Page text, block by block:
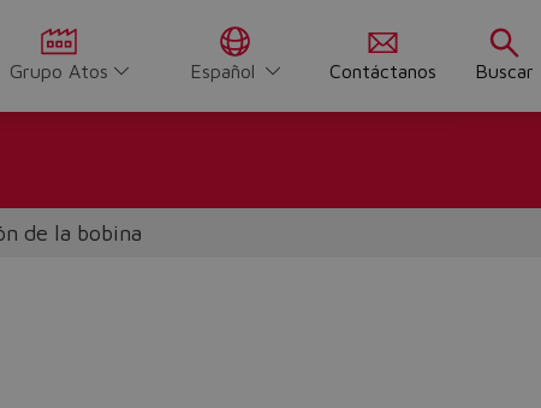
Grupo Atos Español Contáctanos Buscar
de la bobina